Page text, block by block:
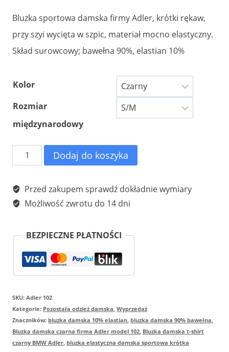
49.00 zł.19.00 zł.
Bluzka sportowa damska firmy Adler, krótki rękaw,
przy szyi wycięta w szpic, materiał mocno elastyczny.
Skład surowcowy; bawełna 90%, elastian 10%
Kolor
Rozmiar
międzynarodowy
ilość
Bluzka
damska
t-
czarny
BMW
firma
model
102
Dodaj do koszyka
Przed zakupem sprawdź dokładnie wymiary
Możliwość zwrotu do 14 dni
BEZPIECZNE PŁATNOŚCI
SKU: Adler 102
Kategorie: Pozostała odzież damska, Wyprzedaż
Znaczników: bluzka damska 10% elastian, bluzka damska 90% bawełna,
Bluzka damska czarna firma Adler model 102, Bluzka damska t-shirt
czarny BMW Adler, bluzka elastyczna damska sportowa krótka